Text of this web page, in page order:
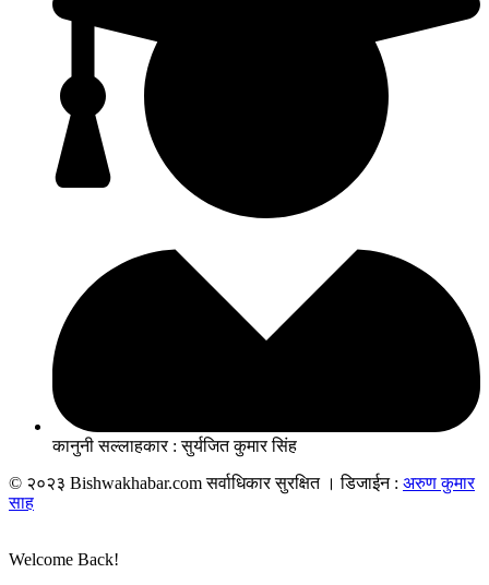
कानुनी सल्लाहकार : सुर्यजित कुमार सिंह
© २०२३ Bishwakhabar.com सर्वाधिकार सुरक्षित । डिजाईन : अरुण कुमार
साह
Welcome Back!